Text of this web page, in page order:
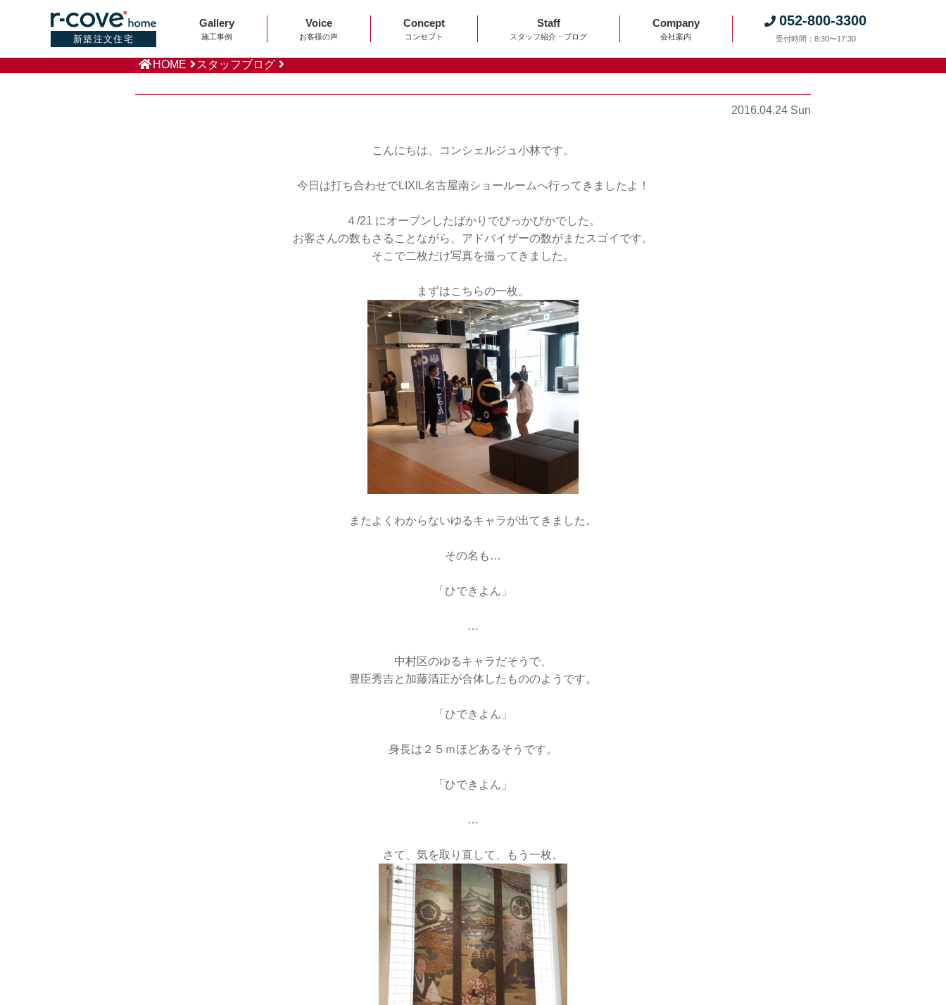
新築注文住宅
Gallery
施工事例
Voice
お客様の声
Concept
コンセプト
Staff
スタッフ紹介・ブログ
Company
会社案内
052-800-3300
受付時間：8:30〜17:30
HOME スタッフブログ
2016.04.24 Sun
こんにちは、コンシェルジュ小林です。
今日は打ち合わせでLIXIL名古屋南ショールームへ行ってきましたよ！
４/21 にオープンしたばかりでぴっかぴかでした。
お客さんの数もさることながら、アドバイザーの数がまたスゴイです。
そこで二枚だけ写真を撮ってきました。
まずはこちらの一枚。
またよくわからないゆるキャラが出てきました。
その名も…
「ひできよん」
…
中村区のゆるキャラだそうで、
豊臣秀吉と加藤清正が合体したもののようです。
「ひできよん」
身長は２５ｍほどあるそうです。
「ひできよん」
…
さて、気を取り直して、もう一枚。